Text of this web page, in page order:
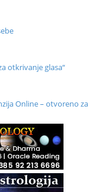
otkrivanje glasa“
Online – otvoreno za
i Online